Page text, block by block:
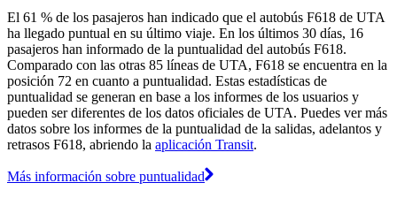
El 61 % de los pasajeros han indicado que el autobús F618 de UTA
ha llegado puntual en su último viaje. En los últimos 30 días, 16
pasajeros han informado de la puntualidad del autobús F618.
Comparado con las otras 85 líneas de UTA, F618 se encuentra en la
posición 72 en cuanto a puntualidad. Estas estadísticas de
puntualidad se generan en base a los informes de los usuarios y
pueden ser diferentes de los datos oficiales de UTA. Puedes ver más
datos sobre los informes de la puntualidad de la salidas, adelantos y
retrasos F618, abriendo la aplicación Transit.
Más información sobre puntualidad